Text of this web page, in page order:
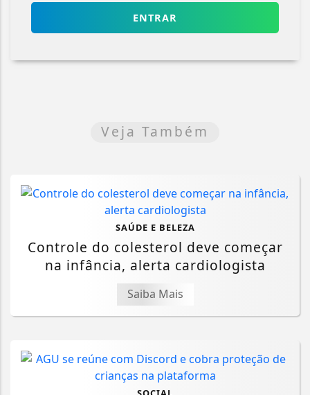
ENTRAR
Veja Também
SAÚDE E BELEZA
Controle do colesterol deve começar
na infância, alerta cardiologista
Saiba Mais